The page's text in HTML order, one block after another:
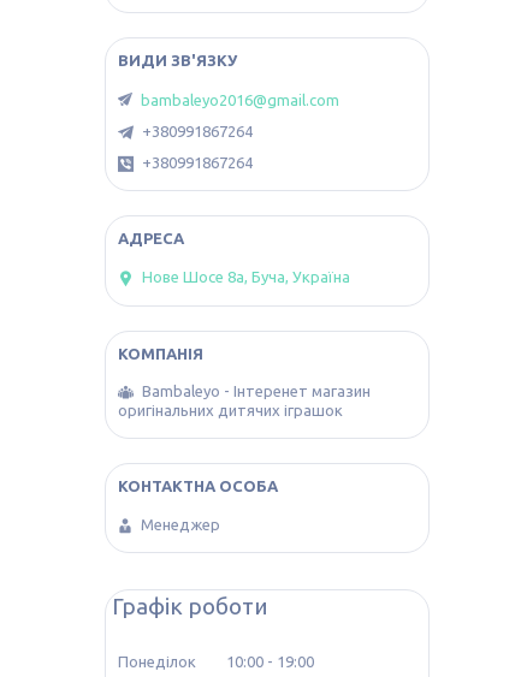
bambaleyo2016@gmail.com
+380991867264
+380991867264
Нове Шосе 8а, Буча, Україна
Bambaleyo - Інтеренет магазин
оригінальних дитячих іграшок
Менеджер
Графік роботи
Понеділок 10:00
19:00